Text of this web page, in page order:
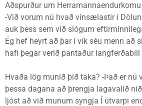
Aðspurður um
-Við vorum nú hvað vinsælastir í
auk þess sem við slógum
Ég hef heyrt að þar í vík séu menn að
hafi þegar verið pantaður
Hvaða lög munið þið taka? -Það er nú
þessa dagana að þrengja lagavalið
ljóst að við munum syngja Í útvarpi